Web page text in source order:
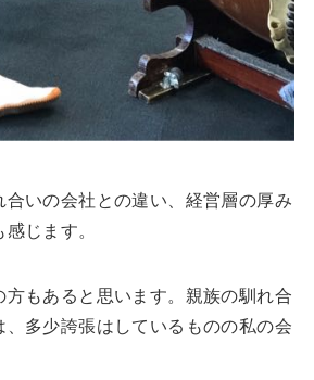
いの会社との違い、経営層の厚み
じます。
方もあると思います。親族の馴れ合
多少誇張はしているものの私の会